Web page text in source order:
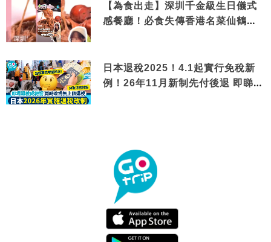
【為食出走】深圳千金級生日儀式
感餐廳！必食失傳香港名菜仙鶴神
日本退稅2025！4.1起實行免稅新
例！26年11月新制先付後退 即睇步